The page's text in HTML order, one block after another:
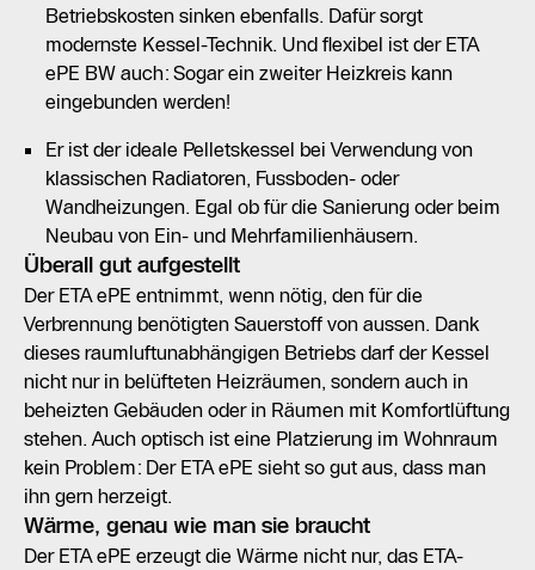
Betriebskosten sinken ebenfalls. Dafür sorgt
modernste Kessel-Technik. Und flexibel ist der ETA
ePE BW auch: Sogar ein zweiter Heizkreis kann
eingebunden werden!
Er ist der ideale Pelletskessel bei Verwendung von
klassischen Radiatoren, Fussboden- oder
Wandheizungen. Egal ob für die Sanierung oder beim
Neubau von Ein- und Mehrfamilienhäusern.
Überall gut aufgestellt
Der ETA ePE entnimmt, wenn nötig, den für die
Verbrennung benötigten Sauerstoff von aussen. Dank
dieses raumluftunabhängigen Betriebs darf der Kessel
nicht nur in belüfteten Heizräumen, sondern auch in
beheizten Gebäuden oder in Räumen mit Komfortlüftung
stehen. Auch optisch ist eine Platzierung im Wohnraum
kein Problem: Der ETA ePE sieht so gut aus, dass man
ihn gern herzeigt.
Wärme, genau wie man sie braucht
Der ETA ePE erzeugt die Wärme nicht nur, das ETA-